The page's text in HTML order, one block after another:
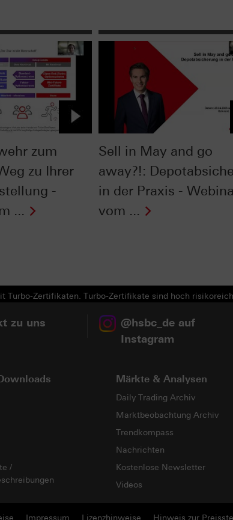
zum
zu Ihrer
-
...
Sell in May and go
away?!:
in der Praxis -
vom ...
Turbo-Zertifikaten. Turbo-Zertifikate sind hoch
zu uns
@hsbc_de auf
Instagram
/
Märkte & Analysen
Daily Trading Archiv
Marktbeobachtung Archiv
Trendkompass
Nachrichten
Kostenlose Newsletter
Videos
Impressum Lizenzhinweise Hinweis zur